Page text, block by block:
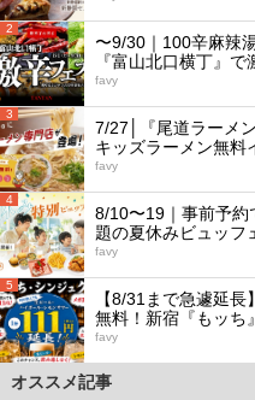
2
〜9/30｜100辛麻辣
『富山北口横丁』
favy
3
7/27│『尾道ラーメ
キッズラーメン無料
favy
4
8/10〜19｜事前予約
題の夏休みビュッフ
favy
5
【8/31まで急遽延
無料！新宿『もッち
favy
オススメ記事